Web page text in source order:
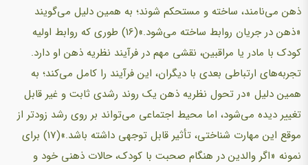
ذهن می‌نامند، ساخته و مستحکم شوند؛ به همین دلیل می‌گویند
«ذهن در جریان روابط ساخته می‌شود.»(16) طوری که روابط اولیه
کودک با مادر یا مراقبین، نقشی مهم در فرآیند نظریه ذهن او دارد.
تجربه‌های ارتباطی بعدی با دیگران، این فرآیند را کامل می‌کند؛ به
همین دلیل «در تحول نظریه ذهن یک روند رشدی ثابت و غیر قابل
تغییر دیده می‌شود، اما محیط اجتماعی می‌تواند بر روی رشد زودتر از
موقع این مهارت شناختی، تأثیر قابل توجهی داشته باشد.»(17) برای
نمونه «اگر والدین در هنگام صحبت با کودک، حالات ذهنی خود و